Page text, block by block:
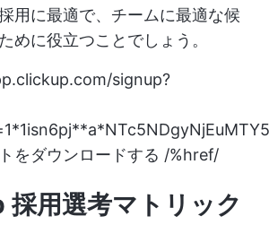
用に最適で、チームに最適な候
めに役立つことでしょう。
signup?
をダウンロードする /%href/
用選考マトリック